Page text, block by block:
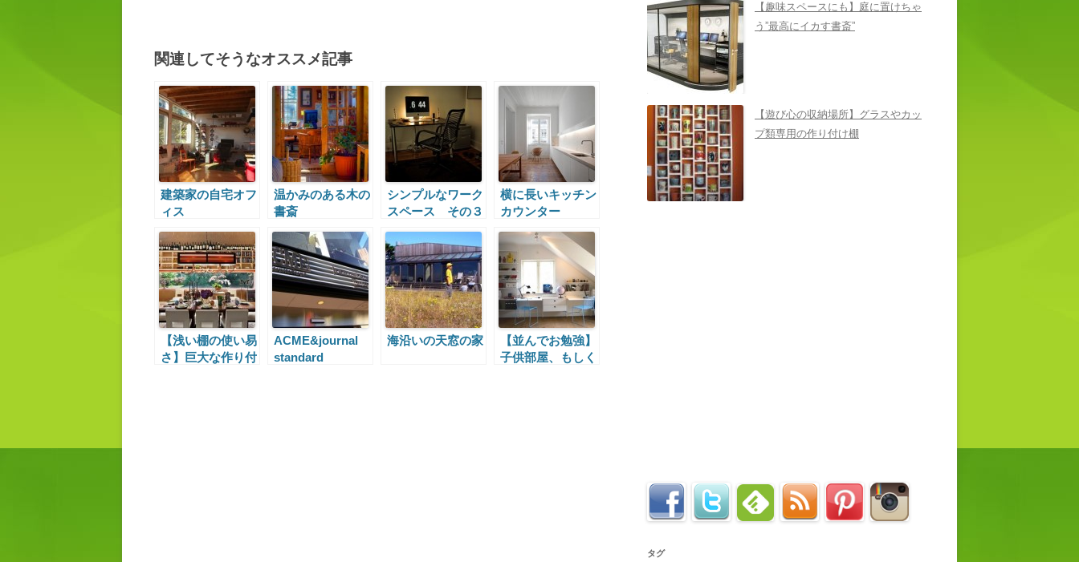
関連してそうなオススメ記事
建築家の自宅オフ
ィス
温かみのある木の
書斎
シンプルなワーク
スペース その３
横に長いキッチン
カウンター
【浅い棚の使い易
さ】巨大な作り付
ACME&journal
standard
海沿いの天窓の家
【並んでお勉強】
子供部屋、もしく
【趣味スペースにも】庭に置けちゃ
う”最高にイカす書斎”
【遊び心の収納場所】グラスやカッ
プ類専用の作り付け棚
タグ